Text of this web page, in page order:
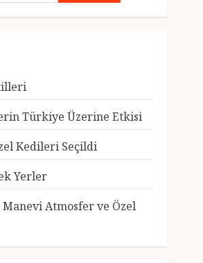
Türkiye Üzerine Etkisi
Kedileri Seçildi
Yerler
Manevi Atmosfer ve Özel
Genel
Türkiye’nin En Güzel
Kedileri Seçildi